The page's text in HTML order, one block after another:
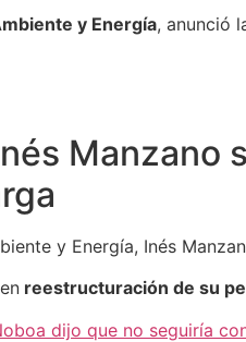
y Energía, anunció
Manzano
y Energía, Inés
reestructuración de su
dijo que no seguiría